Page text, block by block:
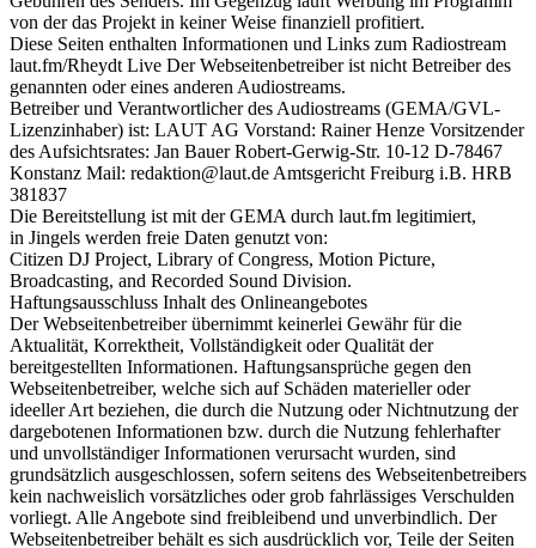
von der das Projekt in keiner Weise finanziell profitiert.
Diese Seiten enthalten Informationen und Links zum Radiostream
laut.fm/Rheydt Live Der Webseitenbetreiber ist nicht Betreiber des
genannten oder eines anderen Audiostreams.
Betreiber und Verantwortlicher des Audiostreams (GEMA/GVL-
Lizenzinhaber) ist: LAUT AG Vorstand: Rainer Henze Vorsitzender
des Aufsichtsrates: Jan Bauer Robert-Gerwig-Str. 10-12 D-78467
Konstanz Mail: redaktion@laut.de Amtsgericht Freiburg i.B. HRB
381837
Die Bereitstellung ist mit der GEMA durch laut.fm legitimiert,
in Jingels werden freie Daten genutzt von:
Citizen DJ Project, Library of Congress, Motion Picture,
Broadcasting, and Recorded Sound Division.
Haftungsausschluss Inhalt des Onlineangebotes
Der Webseitenbetreiber übernimmt keinerlei Gewähr für die
Aktualität, Korrektheit, Vollständigkeit oder Qualität der
bereitgestellten Informationen. Haftungsansprüche gegen den
Webseitenbetreiber, welche sich auf Schäden materieller oder
ideeller Art beziehen, die durch die Nutzung oder Nichtnutzung der
dargebotenen Informationen bzw. durch die Nutzung fehlerhafter
und unvollständiger Informationen verursacht wurden, sind
grundsätzlich ausgeschlossen, sofern seitens des Webseitenbetreibers
kein nachweislich vorsätzliches oder grob fahrlässiges Verschulden
vorliegt. Alle Angebote sind freibleibend und unverbindlich. Der
Webseitenbetreiber behält es sich ausdrücklich vor, Teile der Seiten